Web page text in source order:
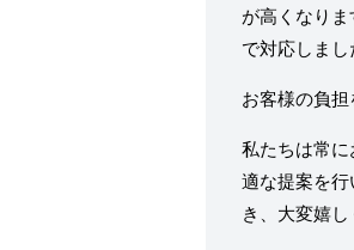
が高くなり
で対応しま
お客様の負
私たちは常
適な提案を
き、大変嬉し